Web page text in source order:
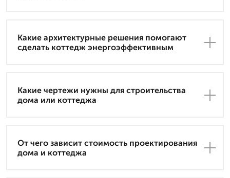
Какие архитектурные решения помогают
сделать коттедж энергоэффективным
Какие чертежи нужны для строительства
дома или коттеджа
От чего зависит стоимость проектирования
дома и коттеджа